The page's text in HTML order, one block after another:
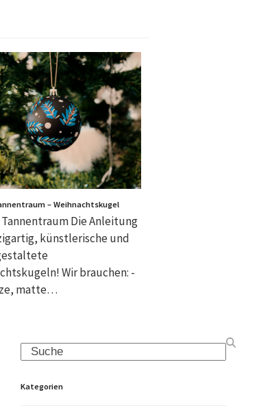
– Weihnachtskugel
Die Anleitung
künstlerische und
Wir brauchen: -
matte…
Search
Kategorien